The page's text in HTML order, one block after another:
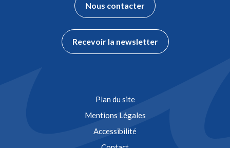
Nous contacter
Recevoir la newsletter
Plan du site
Mentions Légales
Accessibilité